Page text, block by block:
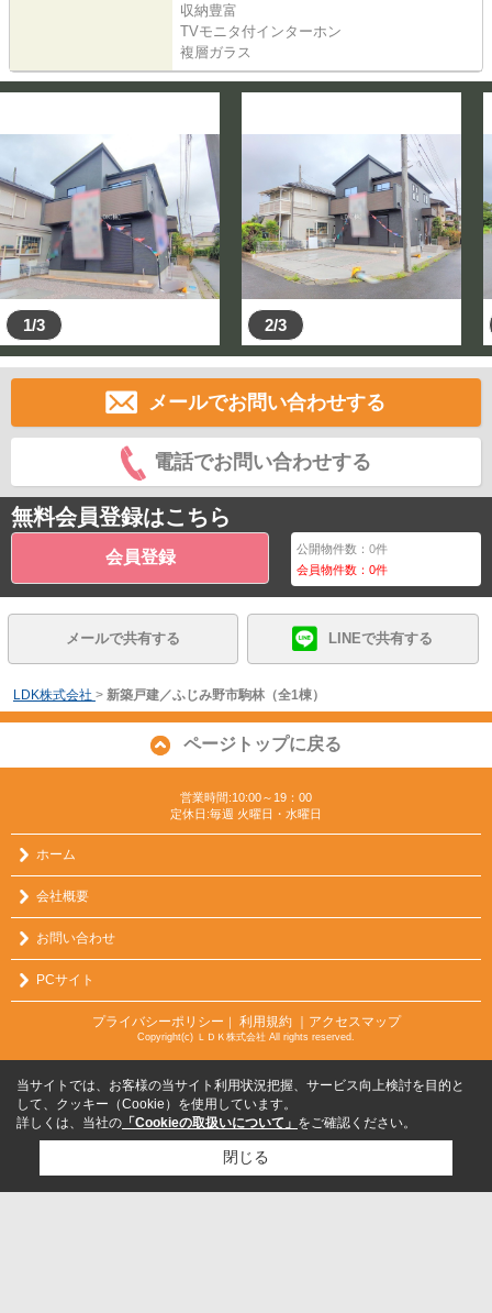
収納豊富
TVモニタ付インターホン
複層ガラス
1/3 2/3
メールでお問い合わせする
電話でお問い合わせする
無料会員登録はこちら
会員登録 公開物件数：0件
会員物件数：0件
メールで共有する LINEで共有する
LDK株式会社 > 新築戸建／ふじみ野市駒林（全1棟）
ページトップに戻る
営業時間:10:00～19：00
定休日:毎週 火曜日・水曜日
ホーム
会社概要
お問い合わせ
PCサイト
プライバシーポリシー ｜ 利用規約 ｜アクセスマップ
Copyright(c) ＬＤＫ株式会社 All rights reserved.
当サイトでは、お客様の当サイト利用状況把握、サービス向上検討を目的と
して、クッキー（Cookie）を使用しています。
詳しくは、当社の 「Cookieの取扱いについて」 をご確認ください。
閉じる